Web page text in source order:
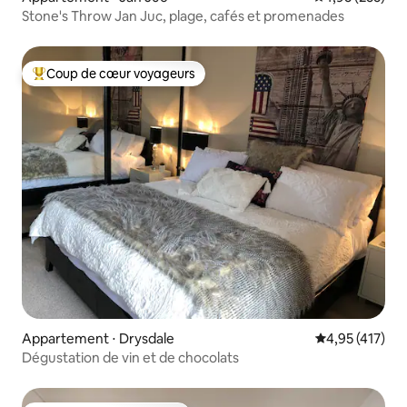
Stone's Throw Jan Juc, plage, cafés et promenades
Coups de cœur voyageurs les plus appréciés
Coup de cœur voyageurs
Appartement ⋅ Drysdale Évaluation
4,95 (417)
Dégustation de vin et de chocolats